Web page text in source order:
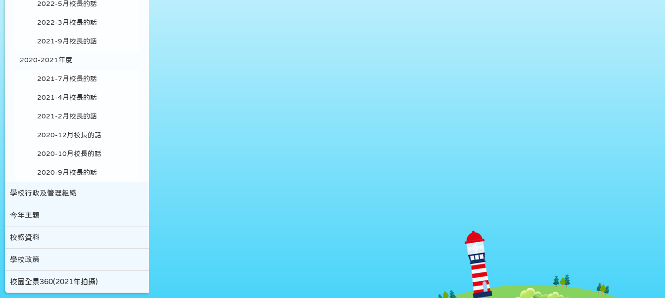
2022-5月校長的話
2022-3月校長的話
2021-9月校長的話
2020-2021年度
2021-7月校長的話
2021-4月校長的話
2021-2月校長的話
2020-12月校長的話
2020-10月校長的話
2020-9月校長的話
學校行政及管理組織
今年主題
校務資料
學校政策
校園全景360(2021年拍攝)